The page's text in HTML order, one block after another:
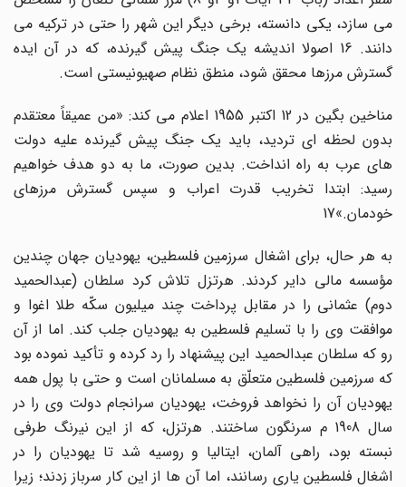
مى سازد، یکى دانسته، برخى دیگر این شهر را حتى در ترکیه مى
دانند. 16 اصولا اندیشه یک جنگ پیش گیرنده، که در آن ایده
گسترش مرزها محقق شود، منطق نظام صهیونیستى است.
مناخین بگین در 12 اکتبر 1955 اعلام مى کند: «من عمیقاً معتقدم
بدون لحظه اى تردید، باید یک جنگ پیش گیرنده علیه دولت
هاى عرب به راه انداخت. بدین صورت، ما به دو هدف خواهیم
رسید: ابتدا تخریب قدرت اعراب و سپس گسترش مرزهاى
خودمان.»17
به هر حال، براى اشغال سرزمین فلسطین، یهودیان جهان چندین
مؤسسه مالى دایر کردند. هرتزل تلاش کرد سلطان (عبدالحمید
دوم) عثمانى را در مقابل پرداخت چند میلیون سکّه طلا اغوا و
موافقت وى را با تسلیم فلسطین به یهودیان جلب کند. اما از آن
رو که سلطان عبدالحمید این پیشنهاد را رد کرده و تأکید نموده بود
که سرزمین فلسطین متعلّق به مسلمانان است و حتى با پول همه
یهودیان آن را نخواهد فروخت، یهودیان سرانجام دولت وى را در
سال 1908 م سرنگون ساختند. هرتزل، که از این نیرنگ طرفى
نبسته بود، راهى آلمان، ایتالیا و روسیه شد تا یهودیان را در
اشغال فلسطین یارى رسانند، اما آن ها از این کار سرباز زدند؛ زیرا